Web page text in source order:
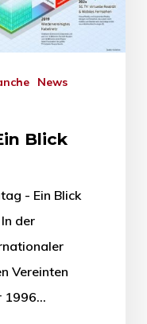
News
Blick
- Ein Blick
der
Vereinten
1996…